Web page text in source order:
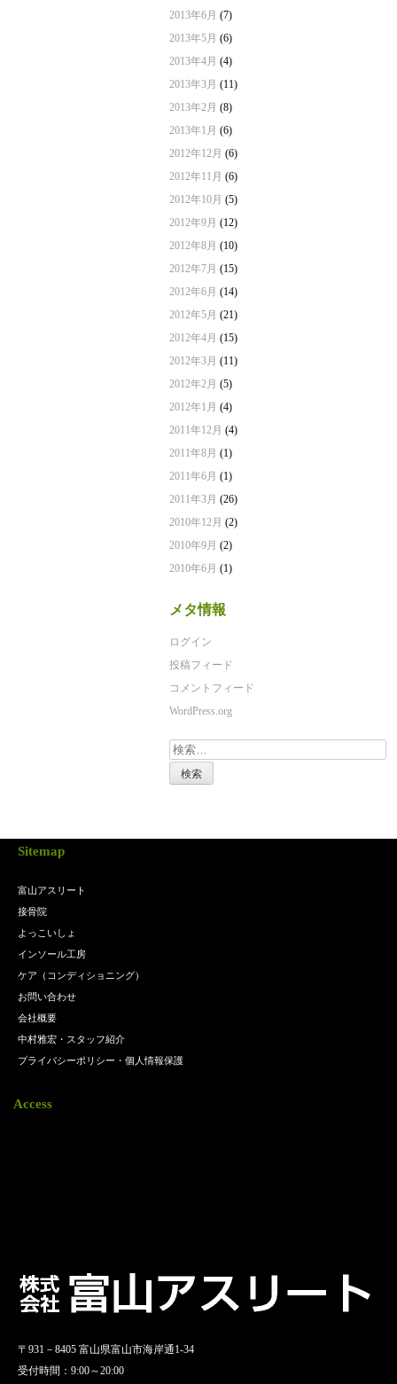
2013年6月 (7)
2013年5月 (6)
2013年4月 (4)
2013年3月 (11)
2013年2月 (8)
2013年1月 (6)
2012年12月 (6)
2012年11月 (6)
2012年10月 (5)
2012年9月 (12)
2012年8月 (10)
2012年7月 (15)
2012年6月 (14)
2012年5月 (21)
2012年4月 (15)
2012年3月 (11)
2012年2月 (5)
2012年1月 (4)
2011年12月 (4)
2011年8月 (1)
2011年6月 (1)
2011年3月 (26)
2010年12月 (2)
2010年9月 (2)
2010年6月 (1)
メタ情報
ログイン
投稿フィード
コメントフィード
WordPress.org
検
索:
Sitemap
富山アスリート
接骨院
よっこいしょ
インソール工房
ケア（コンディショニング）
お問い合わせ
会社概要
中村雅宏・スタッフ紹介
プライバシーポリシー・個人情報保護
Access
〒931－8405 富山県富山市海岸通1-34
受付時間：9:00～20:00